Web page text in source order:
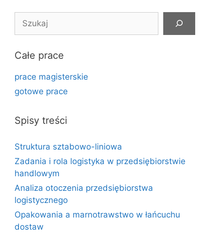
Całe prace
prace magisterskie
gotowe prace
Spisy treści
Struktura sztabowo-liniowa
Zadania i rola logistyka w przedsiębiorstwie
handlowym
Analiza otoczenia przedsiębiorstwa
logistycznego
Opakowania a marnotrawstwo w łańcuchu
dostaw